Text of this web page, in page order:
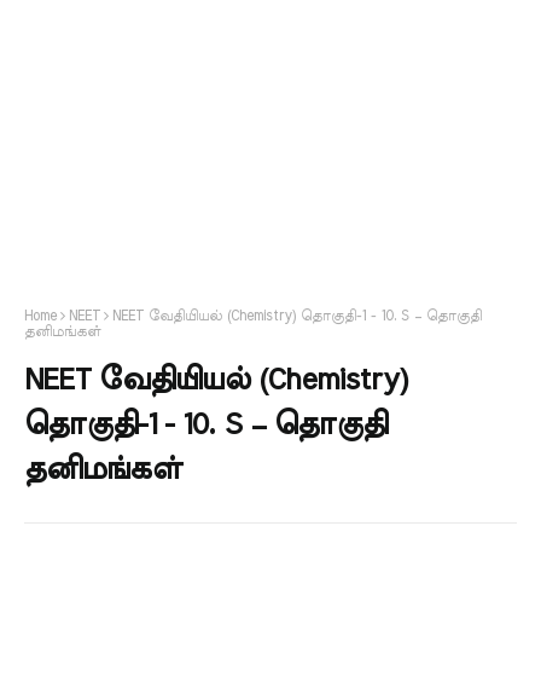
Home NEET
NEET வேதியியல் (Chemistry) தொகுதி-1 - 10. S – தொகுதி
தனிமங்கள்
NEET வேதியியல் (Chemistry)
தொகுதி-1 - 10. S – தொகுதி
தனிமங்கள்